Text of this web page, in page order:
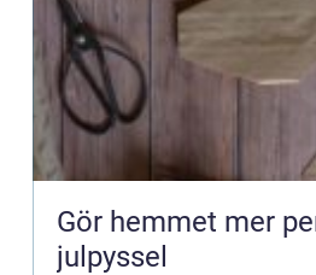
Gör hemmet mer
julpyssel